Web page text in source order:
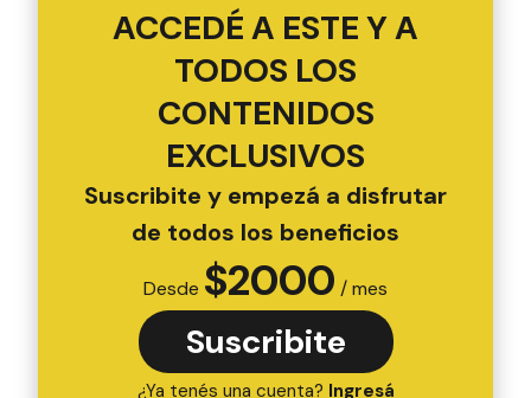
ACCEDÉ A ESTE Y A
TODOS LOS
CONTENIDOS
EXCLUSIVOS
Suscribite y empezá a disfrutar
de todos los beneficios
Desde $2000 / mes
Suscribite
¿Ya tenés una cuenta? Ingresá